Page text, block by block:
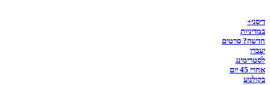
דיסני+
במדיניות
חדשה? סרטים
יעברו
לסטרימינג
אחרי 45 יום
בקולנוע